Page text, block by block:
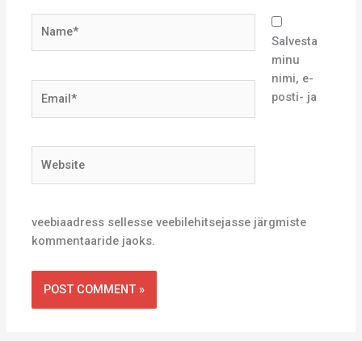
Salvesta
minu
nimi, e-
posti- ja
veebiaadress sellesse veebilehitsejasse järgmiste
kommentaaride jaoks.